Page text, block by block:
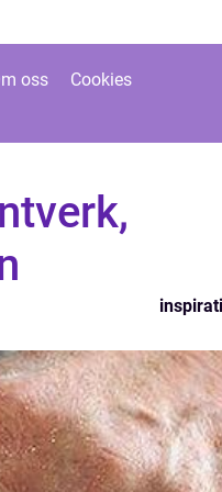
oss
Cookies